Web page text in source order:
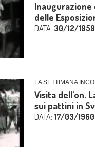
Inaugurazione
delle
DATA: 30/12/1959
LA SETTIMANA
Visita dell'on.
sui pattini in
DATA: 17/03/1960